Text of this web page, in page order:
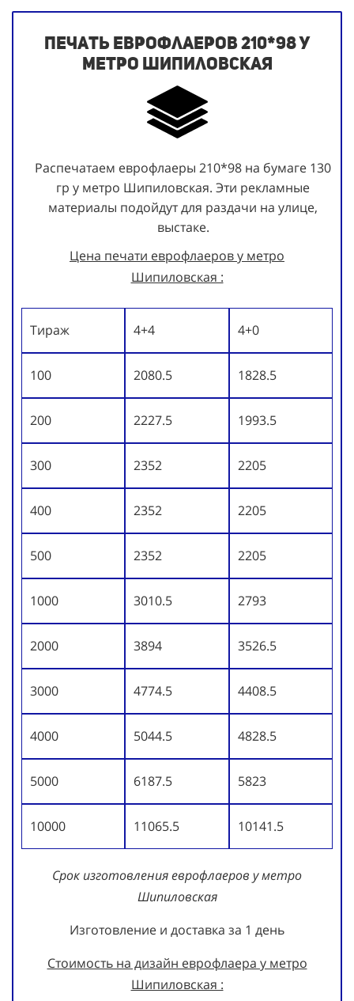
Печать еврофлаеров 210*98 у
метро Шипиловская
Распечатаем еврофлаеры 210*98 на бумаге 130
гр у метро Шипиловская. Эти рекламные
материалы подойдут для раздачи на улице,
выстаке.
Цена печати еврофлаеров у метро
Шипиловская :
Тираж 4+4 4+0
100 2080.5 1828.5
200 2227.5 1993.5
300 2352 2205
400 2352 2205
500 2352 2205
1000 3010.5 2793
2000 3894 3526.5
3000 4774.5 4408.5
4000 5044.5 4828.5
5000 6187.5 5823
10000 11065.5 10141.5
Срок изготовления еврофлаеров у метро
Шипиловская
Изготовление и доставка за 1 день
Стоимость на дизайн еврофлаера у метро
Шипиловская :